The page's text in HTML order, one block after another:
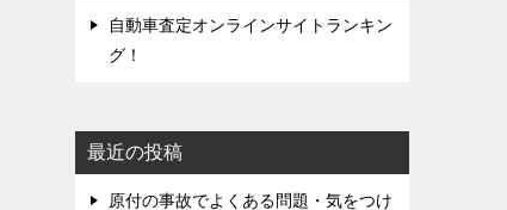
自動車査定オンラインサイトランキン
グ！
最近の投稿
原付の事故でよくある問題・気をつけ